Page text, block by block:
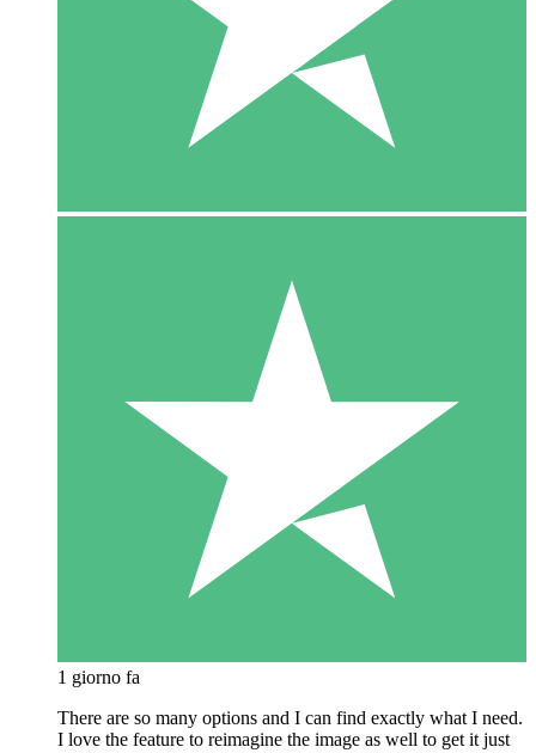
1 giorno fa
There are so many options and I can find exactly what I need.
I love the feature to reimagine the image as well to get it just